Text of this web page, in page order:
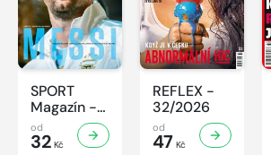
SPORT
Magazín -
32/2026
od
32 Kč
REFLEX -
32/2026
od
47 Kč